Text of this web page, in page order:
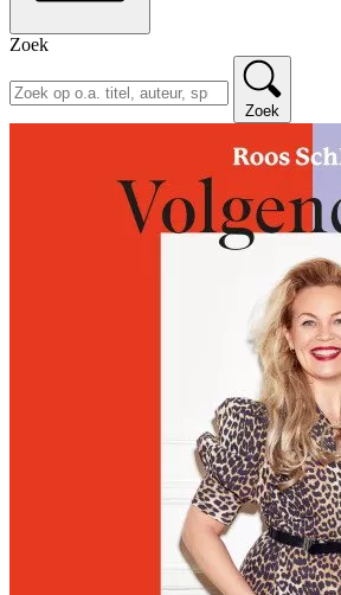
Zoek
Zoek